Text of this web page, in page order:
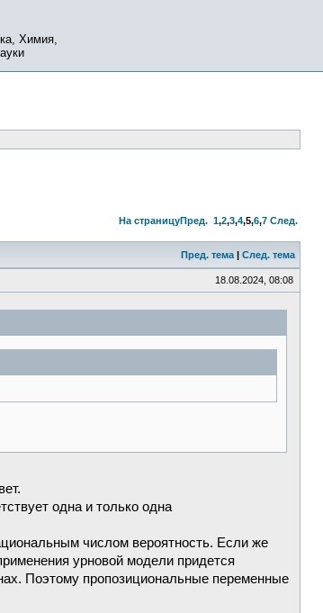
Химия,
На страницуПред. 1,2,3,4,5,6,7 След.
Пред. тема | След. тема
18.08.2024, 08:08
одна и только одна
числом вероятность. Если же
урновой модели придется
Поэтому пропозициональные переменные